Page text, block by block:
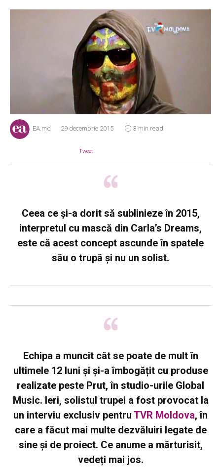
EA.md 29 decembrie 2015 3 min read
Tweet
Ceea ce și-a dorit să sublinieze în 2015,
interpretul cu mască din Carla’s Dreams,
este că acest concept ascunde în spatele
său o trupă și nu un solist.
Echipa a muncit cât se poate de mult în
ultimele 12 luni și și-a îmbogățit cu produse
realizate peste Prut, în studio-urile Global
Music. Ieri, solistul trupei a fost provocat la
un interviu exclusiv pentru TVR Moldova, în
care a făcut mai multe dezvăluiri legate de
sine și de proiect. Ce anume a mărturisit,
vedeți mai jos.